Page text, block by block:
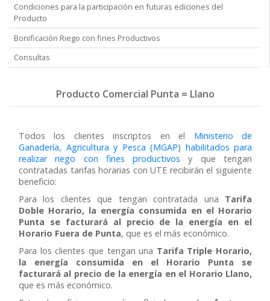
Condiciones para la participación en futuras ediciones del
Producto
Bonificación Riego con fines Productivos
Consultas
Producto Comercial Punta = Llano
Todos los clientes inscriptos en el Ministerio de
Ganadería, Agricultura y Pesca (MGAP) habilitados para
realizar riego con fines productivos y que tengan
contratadas tarifas horarias con UTE recibirán el siguiente
beneficio:
Para los clientes que tengan contratada una Tarifa
Doble Horario, la energía consumida en el Horario
Punta se facturará al precio de la energía en el
Horario Fuera de Punta, que es el más económico.
Para los clientes que tengan una Tarifa Triple Horario,
la energía consumida en el Horario Punta se
facturará al precio de la energía en el Horario Llano,
que es más económico.